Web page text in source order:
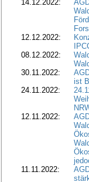
14.12.2022:
12.12.2022:
08.12.2022:
30.11.2022:
ist
24.11.2022:
12.11.2022:
11.11.2022: